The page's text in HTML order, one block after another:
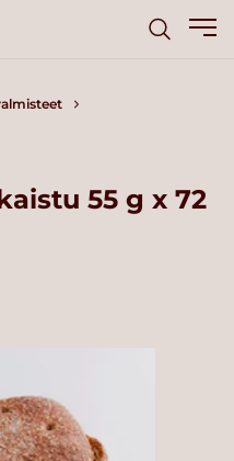
55 g x 72